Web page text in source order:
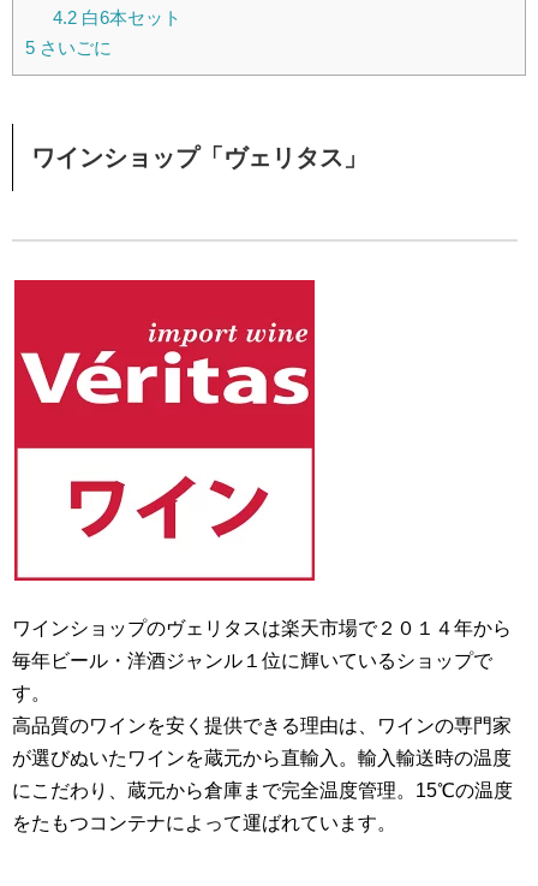
4.2白6本セット
5 さいごに
ワインショップ「ヴェリタス」
ワインショップのヴェリタスは楽天市場で２０１４年から
毎年ビール・洋酒ジャンル１位に輝いているショップで
す。
高品質のワインを安く提供できる理由は、ワインの専門家
が選びぬいたワインを蔵元から直輸入。輸入輸送時の温度
にこだわり、蔵元から倉庫まで完全温度管理。15℃の温度
をたもつコンテナによって運ばれています。